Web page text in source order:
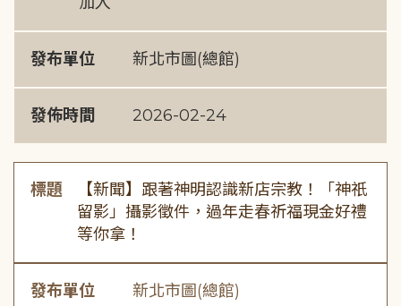
發布單位 新北市圖(總館)
發佈時間 2026-02-24
標題
【新聞】跟著神明認識新店宗教！「神祇
留影」攝影徵件，過年走春祈福現金好禮
等你拿！
發布單位 新北市圖(總館)